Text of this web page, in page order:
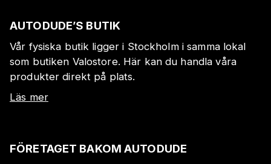
AUTODUDE’S BUTIK
Vår fysiska butik ligger i Stockholm i samma lokal
som butiken Valostore. Här kan du handla våra
produkter direkt på plats.
Läs mer
FÖRETAGET BAKOM AUTODUDE